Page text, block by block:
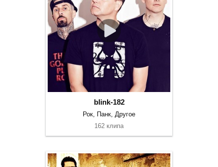
blink-182
Рок, Панк, Другое
162 клипа